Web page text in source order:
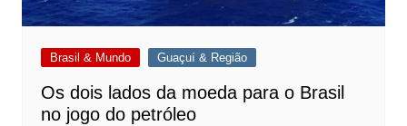
Brasil & Mundo Guaçuí & Região
Os dois lados da moeda para o Brasil
no jogo do petróleo